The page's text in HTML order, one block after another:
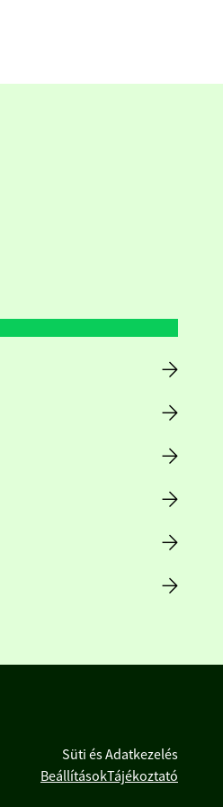
Süti és Adatkezelés
BeállításokTájékoztató